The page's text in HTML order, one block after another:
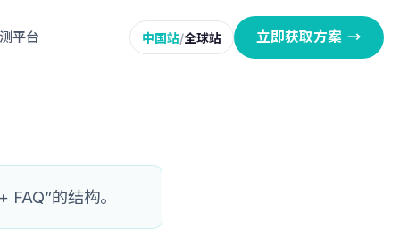
平台 中国站/全球站 立即获取方案 →
的结构。